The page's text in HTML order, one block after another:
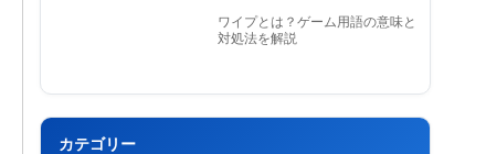
ワイプとは？ゲーム用語の意味と
対処法を解説
カテゴリー